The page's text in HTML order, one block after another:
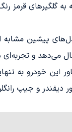
به گلگیرهای قرمز
و تجربه‌ای
بخار قدرت و 130 نیوتن
دیفندر و جیپ